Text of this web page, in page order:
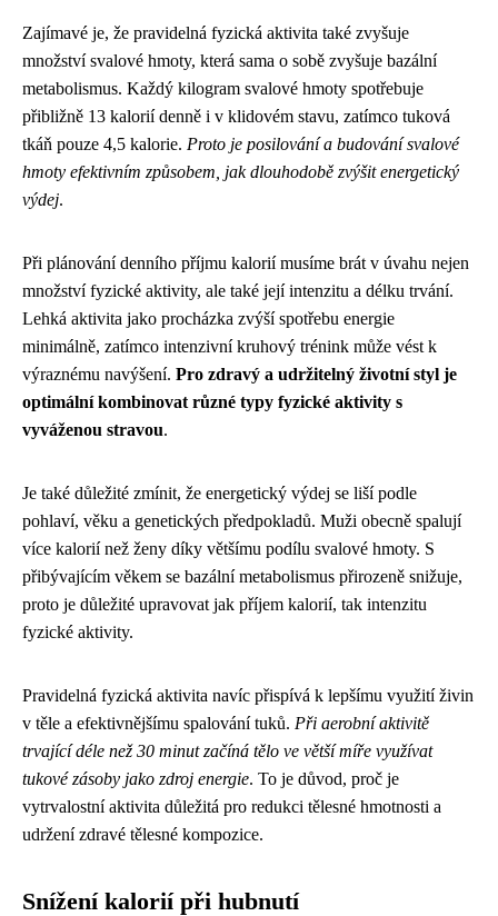
Zajímavé je, že pravidelná fyzická aktivita také zvyšuje
množství svalové hmoty, která sama o sobě zvyšuje bazální
metabolismus. Každý kilogram svalové hmoty spotřebuje
přibližně 13 kalorií denně i v klidovém stavu, zatímco tuková
tkáň pouze 4,5 kalorie. Proto je posilování a budování svalové
hmoty efektivním způsobem, jak dlouhodobě zvýšit energetický
výdej.
Při plánování denního příjmu kalorií musíme brát v úvahu nejen
množství fyzické aktivity, ale také její intenzitu a délku trvání.
Lehká aktivita jako procházka zvýší spotřebu energie
minimálně, zatímco intenzivní kruhový trénink může vést k
výraznému navýšení. Pro zdravý a udržitelný životní styl je
optimální kombinovat různé typy fyzické aktivity s
vyváženou stravou.
Je také důležité zmínit, že energetický výdej se liší podle
pohlaví, věku a genetických předpokladů. Muži obecně spalují
více kalorií než ženy díky většímu podílu svalové hmoty. S
přibývajícím věkem se bazální metabolismus přirozeně snižuje,
proto je důležité upravovat jak příjem kalorií, tak intenzitu
fyzické aktivity.
Pravidelná fyzická aktivita navíc přispívá k lepšímu využití živin
v těle a efektivnějšímu spalování tuků. Při aerobní aktivitě
trvající déle než 30 minut začíná tělo ve větší míře využívat
tukové zásoby jako zdroj energie. To je důvod, proč je
vytrvalostní aktivita důležitá pro redukci tělesné hmotnosti a
udržení zdravé tělesné kompozice.
Snížení kalorií při hubnutí